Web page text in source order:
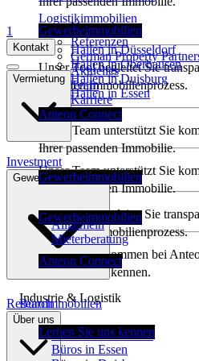
Gewerbeimmobilien
Unser Tool begleitet Sie
gesamten Immobilienprozess.
Anteon Connect
Logistikimmobilien
Hallen in Düsseldorf
Hallen in Oberhausen
Hallen in Duisburg
Hallen in Essen
Unser Team unterstützt Sie
Ihrer passenden Immobilie.
Gewerbeimmobilien
Unser Tool begleitet Sie
gesamten Immobilienprozess.
Anteon Connect
Unternehmen
Referenzen
German Property
Aktuelles
Team
Karriere
Unser Team unterstützt Sie
Ihrer passenden Immobilie.
Gewerbeimmobilien
Herzlich willkommen bei
Unternehmen kennen.
Lernen Sie uns kennen
1
Kontakt
Vermietung
Allgemein
Mieterberatung
Industrie & Logistik
Allgemein
Investment
Gewerbeimmobilien
Büroimmobilien
Büros in Düsseldorf
Büros in Essen
Research
Über uns